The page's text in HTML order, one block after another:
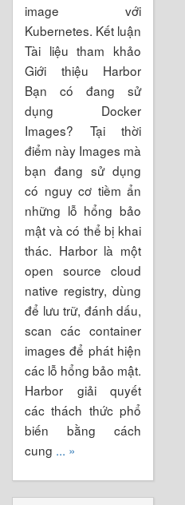
image với
Kubernetes. Kết luận
Tài liệu tham khảo
Giới thiệu Harbor
Bạn có đang sử
dụng Docker
Images? Tại thời
điểm này Images mà
bạn đang sử dụng
có nguy cơ tiềm ẩn
những lỗ hổng bảo
mật và có thể bị khai
thác. Harbor là một
open source cloud
native registry, dùng
để lưu trữ, đánh dấu,
scan các container
images để phát hiện
các lỗ hổng bảo mật.
Harbor giải quyết
các thách thức phổ
biến bằng cách
cung ... »